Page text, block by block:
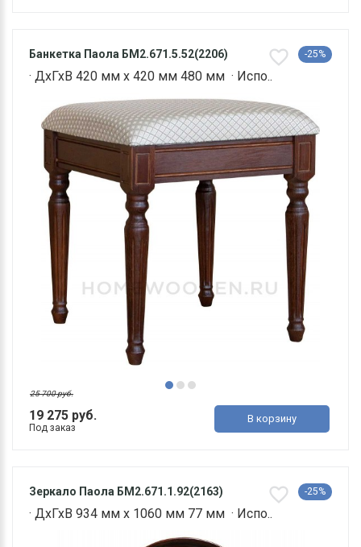
Банкетка Паола БМ2.671.5.52(2206) -25%
· ДхГхВ 420 мм х 420 мм 480 мм · Испо..
19 275 руб.
25 700 руб.
Под заказ
В корзину
Зеркало Паола БМ2.671.1.92(2163) -25%
· ДхГхВ 934 мм х 1060 мм 77 мм · Испо..